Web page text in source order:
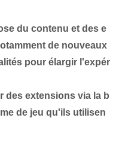
du contenu et des e
de nouveaux
pour élargir l'expér
des extensions via la b
de jeu qu'ils utilisen